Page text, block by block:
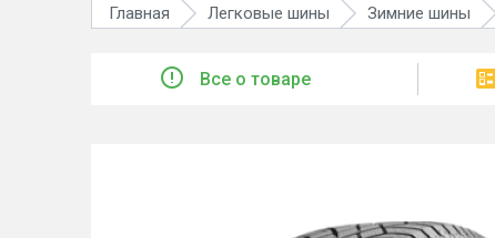
Главная Легковые шины Зимние шины
Все о товаре